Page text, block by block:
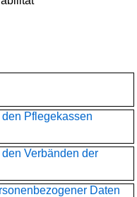
Pflegekassen
Verbänden der
Daten